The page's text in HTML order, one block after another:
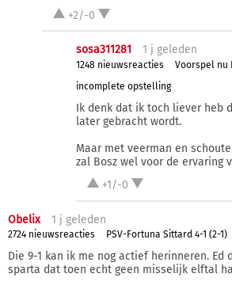
+2/-0
sosa311281 1 j geleden
1248 nieuwsreacties
Voorspel nu
incomplete opstelling
Ik denk dat ik toch liever heb
later gebracht wordt.
Maar met veerman en
zal Bosz wel voor de ervaring
+1/-0
Obelix 1 j geleden
2724 nieuwsreacties PSV-Fortuna Sittard 4-1 (2-1)
Die 9-1 kan ik me nog actief herinneren. Ed
sparta dat toen echt geen misselijk elftal